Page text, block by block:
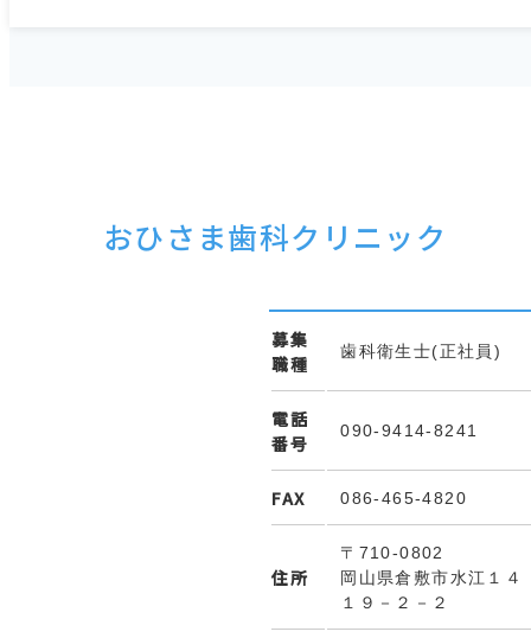
おひさま歯科クリニック
募集
職種
歯科衛生士(正社員)
電話
番号
090-9414-8241
FAX 086-465-4820
住所
〒710-0802
岡山県倉敷市水江１４
１９－２－２